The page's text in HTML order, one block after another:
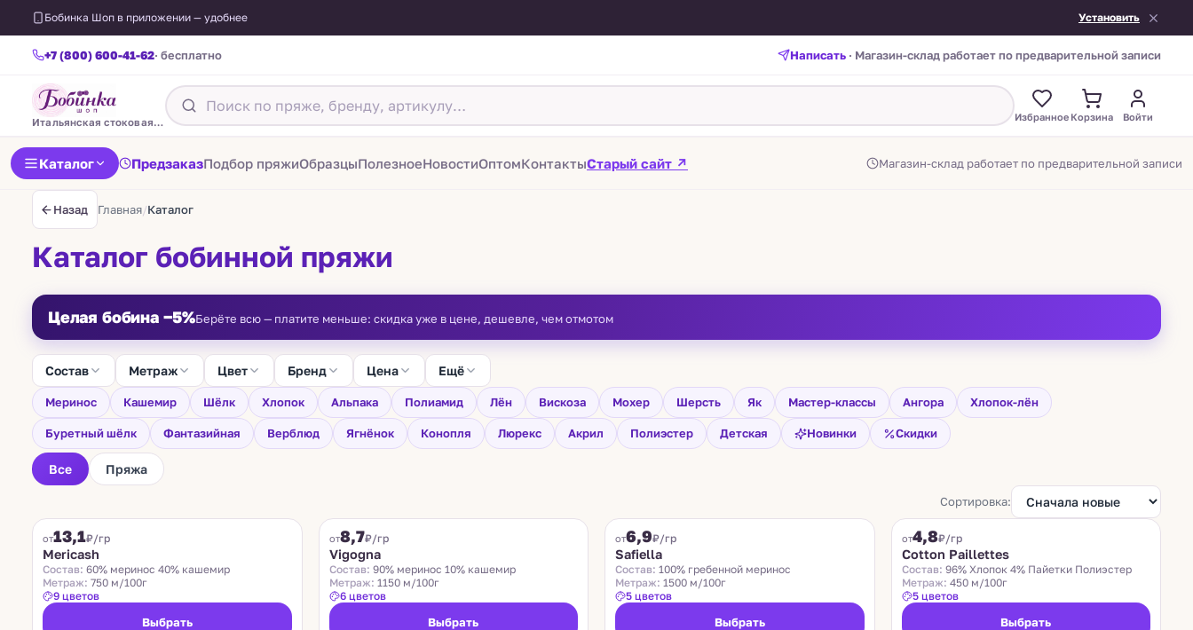
Бобинка Шоп в приложении — удобнее Установить
+7 (800) 600-41-62· бесплатно Написать · Магазин-склад работает по предварительной записи
Итальянская стоковая пряжа Избранное Корзина Войти
Каталог ПредзаказПодбор пряжиОбразцыПолезноеНовостиОптомКонтактыСтарый сайт ↗ Магазин-склад работает по предварительной записи
Назад Главная/Каталог
Каталог бобинной пряжи
Целая бобина −5%Берёте всю — платите меньше: скидка уже в цене, дешевле, чем отмотом
Состав Метраж Цвет Бренд Цена Ещё
Меринос Кашемир Шёлк Хлопок Альпака Полиамид Лён Вискоза Мохер Шерсть Як Мастер-классы Ангора Хлопок-лён
Буретный шёлк Фантазийная Верблюд Ягнёнок Конопля Люрекс Акрил Полиэстер Детская Новинки Скидки
Все Пряжа
Сортировка:
от13,1₽/гр
Mericash
Состав: 60% меринос 40% кашемир
Метраж: 750 м/100г
9 цветов
Выбрать
от8,7₽/гр
Vigogna
Состав: 90% меринос 10% кашемир
Метраж: 1150 м/100г
6 цветов
Выбрать
от6,9₽/гр
Safiella
Состав: 100% гребенной меринос
Метраж: 1500 м/100г
5 цветов
Выбрать
COTTON PAILLETTES
от4,8₽/гр
Cotton Paillettes
Состав: 96% Хлопок 4% Пайетки Полиэстер
Метраж: 450 м/100г
5 цветов
Выбрать